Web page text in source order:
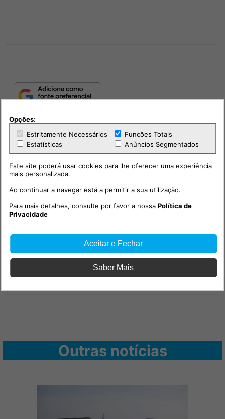
PUB
Outras notícias
Opções:
Estritamente Necessários
Funções Totais
Estatísticas
Anúncios Segmentados
Este site poderá usar cookies para lhe oferecer uma experiência
mais personalizada.
Ao continuar a navegar está a permitir a sua utilização.
Para mais detalhes, consulte por favor a nossaPolítica de
Privacidade
Aceitar e Fechar
Saber Mais